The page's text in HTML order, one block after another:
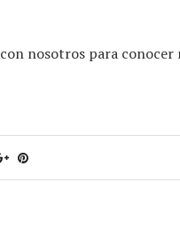
con nosotros para conocer